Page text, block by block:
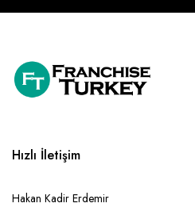
Hızlı İletişim
Hakan Kadir Erdemir